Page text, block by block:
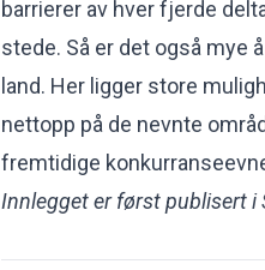
barrierer av hver fjerde
stede. Så er det også mye
land. Her ligger store
nettopp på de nevnte
fremtidige
Innlegget er først publisert i